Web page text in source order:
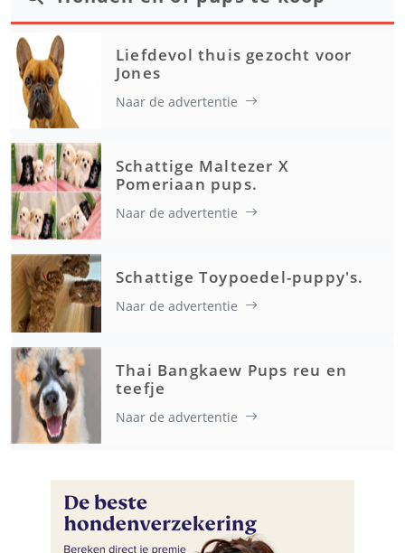
Liefdevol thuis gezocht voor
Jones
Naar de advertentie
Schattige Maltezer X
Pomeriaan pups.
Naar de advertentie
Schattige Toypoedel-puppy's.
Naar de advertentie
Thai Bangkaew Pups reu en
teefje
Naar de advertentie